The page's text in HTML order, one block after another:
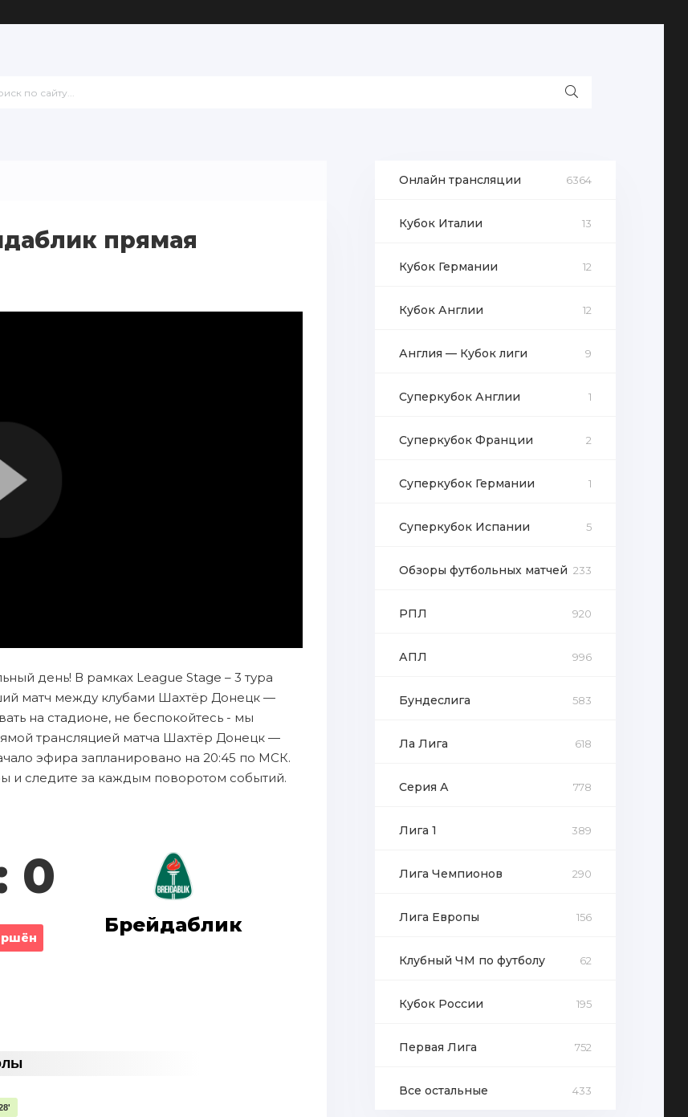
прямая
день! В рамках League Stage – 3 тура
матч между клубами Шахтёр Донецк —
на стадионе, не беспокойтесь - мы
трансляцией матча Шахтёр Донецк —
эфира запланировано на 20:45 по МСК.
и следите за каждым поворотом событий.
0
Брейдаблик
Онлайн трансляции 6364
Кубок Италии 13
Кубок Германии 12
Кубок Англии 12
Англия — Кубок лиги 9
Суперкубок Англии 1
Суперкубок Франции 2
Суперкубок Германии 1
Суперкубок Испании 5
Обзоры футбольных матчей 233
РПЛ 920
АПЛ 996
Бундеслига 583
Ла Лига 618
Серия А 778
Лига 1 389
Лига Чемпионов 290
Лига Европы 156
Клубный ЧМ по футболу 62
Кубок России 195
Первая Лига 752
Все остальные 433